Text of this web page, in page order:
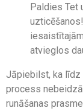
Paldies Tet
atvieglos
Jāpiebilst, ka līdz
process
runāšanas